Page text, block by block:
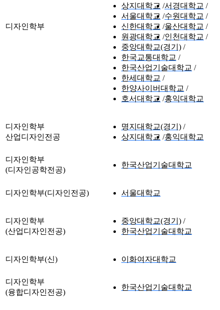
디자인학부
상지대학교 서경대학교
서울대학교 수원대학교
신한대학교 울산대학교
원광대학교 인천대학교
중앙대학교(경기)
한국교통대학교
한국산업기술대학교
한세대학교
한양사이버대학교
호서대학교 홍익대학교
디자인학부
산업디자인전공
명지대학교(경기)
상지대학교 홍익대학교
디자인학부
(디자인공학전공)
한국산업기술대학교
디자인학부(디자인전공) 서울대학교
디자인학부
(산업디자인전공)
중앙대학교(경기)
한국산업기술대학교
디자인학부(신) 이화여자대학교
디자인학부
(융합디자인전공)
한국산업기술대학교